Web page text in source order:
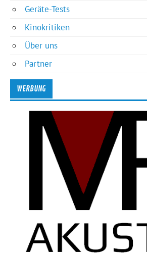
Geräte-Tests
Kinokritiken
Über uns
Partner
WERBUNG